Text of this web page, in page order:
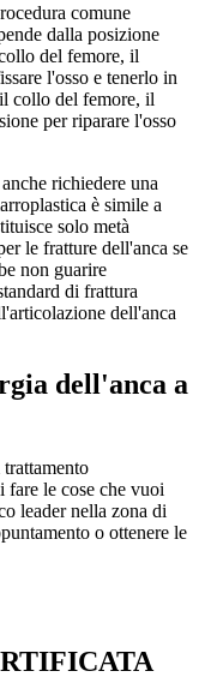
comune
dalla posizione
del femore, il
l'osso e tenerlo in
collo del femore, il
per riparare l'osso
richiedere una
è simile a
solo metà
le fratture dell'anca se
non guarire
di frattura
dell'anca
dell'anca a
fare le cose che vuoi
leader nella zona di
o ottenere le